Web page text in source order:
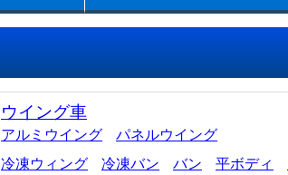
ウイング車
アルミウイング
パネルウイング
冷凍ウィング
冷凍バン バン 平ボディ